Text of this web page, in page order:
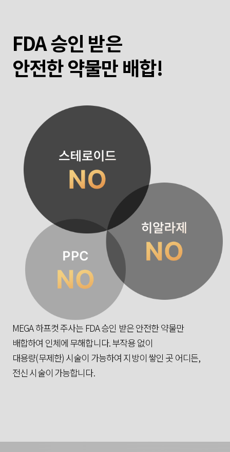
FDA 승인 받은
안전한 약물만 배합!
MEGA 하프컷 주사는 FDA 승인 받은 안전한 약물만
배합하여 인체에 무해합니다. 부작용 없이
대용량(무제한) 시술이 가능하여 지방이 쌓인 곳 어디든,
전신 시술이 가능합니다.